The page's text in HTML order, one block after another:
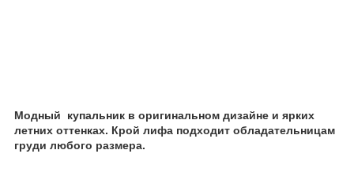
Модный
купальник в оригинальном дизайне и ярких
летних оттенках. Крой лифа подходит обладательницам
груди любого размера.